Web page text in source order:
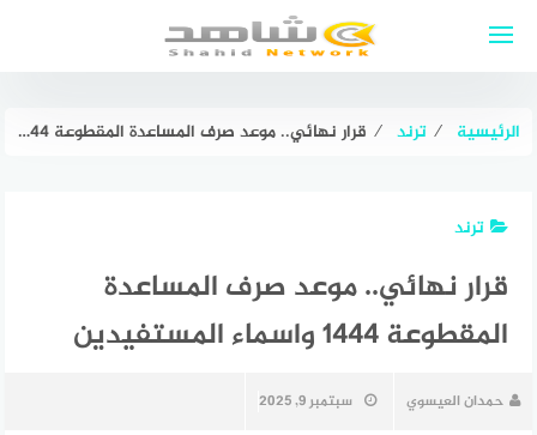
الرئيسية ⁄ ترند ⁄ قرار نهائي.. موعد صرف المساعدة المقطوعة 1444 واسماء المستفيدين
ترند
قرار نهائي.. موعد صرف المساعدة
المقطوعة 1444 واسماء المستفيدين
حمدان العيسوي سبتمبر 9, 2025